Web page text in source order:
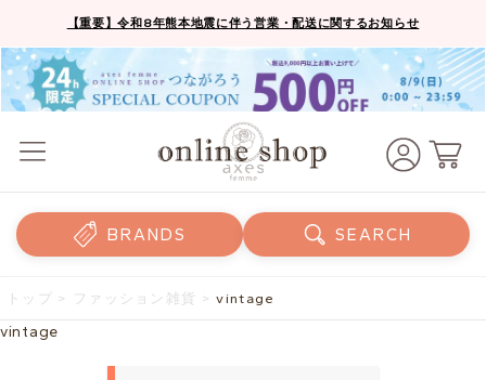
【重要】令和8年熊本地震に伴う営業・配送に関するお知らせ
BRANDS SEARCH
トップ > ファッション雑貨 > vintage
vintage